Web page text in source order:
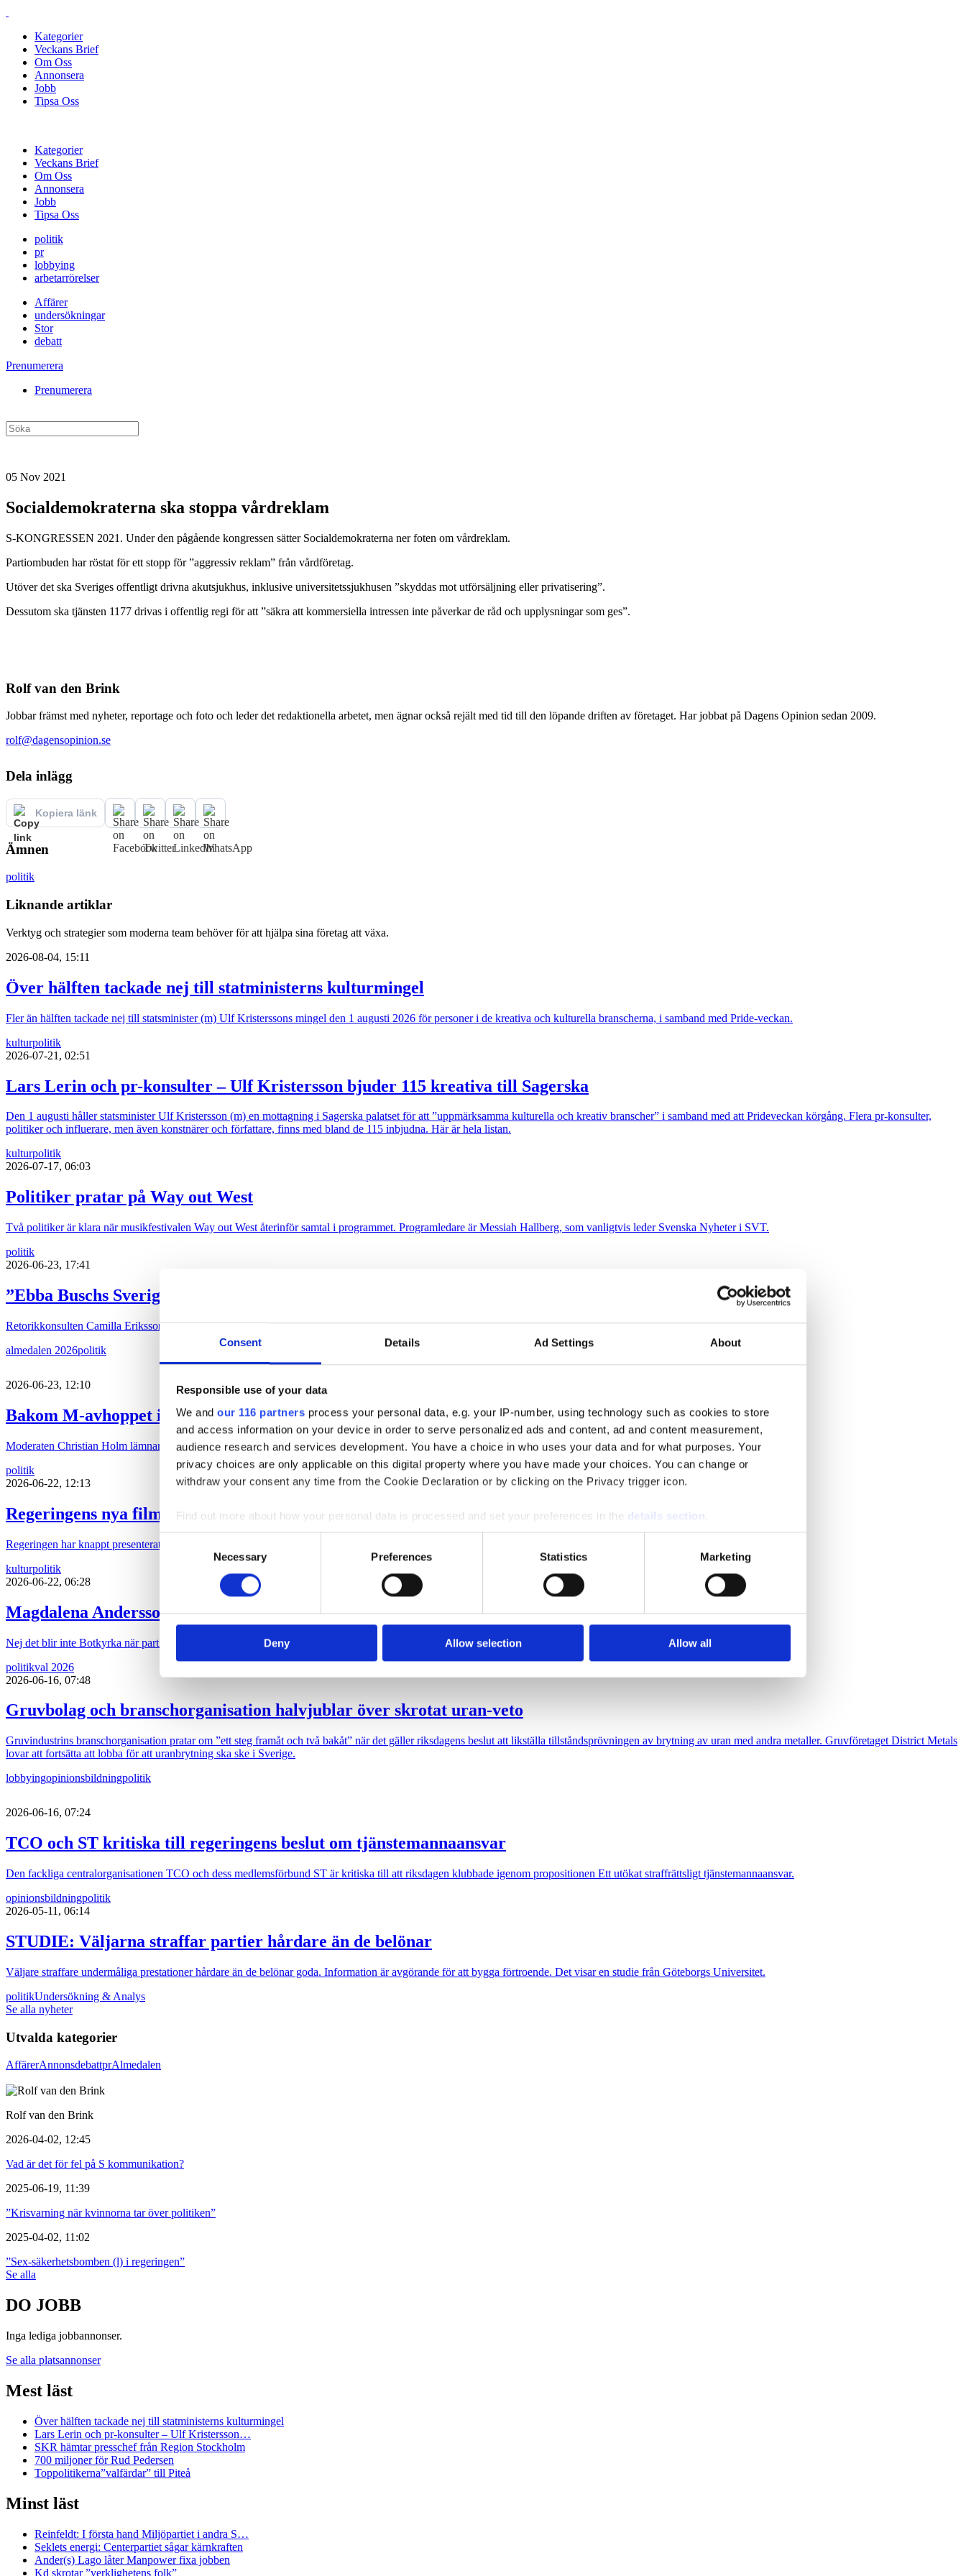
Consent Details Ad Settings About
Responsible use of your data
We and our 116 partners process your personal data, e.g. your IP-number, using technology such as cookies to store
and access information on your device in order to serve personalized ads and content, ad and content measurement,
audience research and services development. You have a choice in who uses your data and for what purposes. Your
privacy choices are only applicable on this digital property where you have made your choices. You can change or
withdraw your consent any time from the Cookie Declaration or by clicking on the Privacy trigger icon.
Find out more about how your personal data is processed and set your preferences in the details section
We use cookies to personalise content and ads, to provide social media features and to analyse our traffic. We also share
information about your use of our site with our social media, advertising and analytics partners who may combine it with
other information that you’ve provided to them or that they’ve collected from your use of their services.
Consent
Necessary Preferences Statistics Marketing
Deny Allow selection Allow all
Kategorier
Veckans Brief
Om Oss
Annonsera
Jobb
Tipsa Oss
Kategorier
Veckans Brief
Om Oss
Annonsera
Jobb
Tipsa Oss
politik
pr
lobbying
arbetarrörelser
Affärer
undersökningar
Stor
debatt
Prenumerera
Prenumerera
05 Nov 2021
Socialdemokraterna ska stoppa vårdreklam
S-KONGRESSEN 2021. Under den pågående kongressen sätter Socialdemokraterna ner foten om vårdreklam.
Partiombuden har röstat för ett stopp för ”aggressiv reklam” från vårdföretag.
Utöver det ska Sveriges offentligt drivna akutsjukhus, inklusive universitetssjukhusen ”skyddas mot utförsäljning eller privatisering”.
Dessutom ska tjänsten 1177 drivas i offentlig regi för att ”säkra att kommersiella intressen inte påverkar de råd och upplysningar som ges”.
Rolf van den Brink
Jobbar främst med nyheter, reportage och foto och leder det redaktionella arbetet, men ägnar också rejält med tid till den löpande driften av företaget. Har jobbat på Dagens Opinion sedan 2009.
rolf@dagensopinion.se
Dela inlägg
Kopiera länk
Ämnen
politik
Liknande artiklar
Verktyg och strategier som moderna team behöver för att hjälpa sina företag att växa.
2026-08-04, 15:11
Över hälften tackade nej till statministerns kulturmingel
Fler än hälften tackade nej till statsminister (m) Ulf Kristerssons mingel den 1 augusti 2026 för personer i de kreativa och kulturella branscherna, i samband med Pride-veckan.
kulturpolitik
2026-07-21, 02:51
Lars Lerin och pr-konsulter – Ulf Kristersson bjuder 115 kreativa till Sagerska
Den 1 augusti håller statsminister Ulf Kristersson (m) en mottagning i Sagerska palatset för att ”uppmärksamma kulturella och kreativ branscher” i samband med att Prideveckan körgång. Flera pr-konsulter,
politiker och influerare, men även konstnärer och författare, finns med bland de 115 inbjudna. Här är hela listan.
kulturpolitik
2026-07-17, 06:03
Politiker pratar på Way out West
Två politiker är klara när musikfestivalen Way out West återinför samtal i programmet. Programledare är Messiah Hallberg, som vanligtvis leder Svenska Nyheter i SVT.
politik
2026-06-23, 17:41
”Ebba Buschs Sverigedröm kräver hårdare auktoritet”
Retorikkonsulten Camilla Eriksson analyserar partiledartalen i Almedalen via sin proprietära varumärkesmodell Field of Meaning. Först ut är KD-ledaren Ebba Busch tal.
almedalen 2026politik
2026-06-23, 12:10
Bakom M-avhoppet i Karlstad
Moderaten Christian Holm lämnar sina politiska uppdrag i Karlstad kommun och drar tillbaka sin kandidatur inför höstens riksdagsval. Flera källor pekar ut anledningen.
politik
2026-06-22, 12:13
Regeringens nya filmpolitik sågas
Regeringen har knappt presenterat sin proposition ”Ny politisk inriktning för ett starkare filmland”, förrän den sågas.
kulturpolitik
2026-06-22, 06:28
Magdalena Andersson (s) turistkampanjar
Nej det blir inte Botkyrka när partiledaren (s) Magdalena Andersson ger sig ut på en två dagars valturné i Sverige. Dock blir det flera klassiska turistorter.
politikval 2026
2026-06-16, 07:48
Gruvbolag och branschorganisation halvjublar över skrotat uran-veto
Gruvindustrins branschorganisation pratar om ”ett steg framåt och två bakåt” när det gäller riksdagens beslut att likställa tillståndsprövningen av brytning av uran med andra metaller. Gruvföretaget District Metals
lovar att fortsätta att lobba för att uranbrytning ska ske i Sverige.
lobbyingopinionsbildningpolitik
2026-06-16, 07:24
TCO och ST kritiska till regeringens beslut om tjänstemannaansvar
Den fackliga centralorganisationen TCO och dess medlemsförbund ST är kritiska till att riksdagen klubbade igenom propositionen Ett utökat straffrättsligt tjänstemannaansvar.
opinionsbildningpolitik
2026-05-11, 06:14
STUDIE: Väljarna straffar partier hårdare än de belönar
Väljare straffare undermåliga prestationer hårdare än de belönar goda. Information är avgörande för att bygga förtroende. Det visar en studie från Göteborgs Universitet.
politikUndersökning & Analys
Se alla nyheter
Utvalda kategorier
AffärerAnnonsdebattprAlmedalen
Rolf van den Brink
2026-04-02, 12:45
Vad är det för fel på S kommunikation?
2025-06-19, 11:39
”Krisvarning när kvinnorna tar över politiken”
2025-04-02, 11:02
”Sex-säkerhetsbomben (l) i regeringen”
Se alla
DO JOBB
Inga lediga jobbannonser.
Se alla platsannonser
Mest läst
Över hälften tackade nej till statministerns kulturmingel
Lars Lerin och pr-konsulter – Ulf Kristersson…
SKR hämtar presschef från Region Stockholm
700 miljoner för Rud Pedersen
Toppolitikerna”valfärdar” till Piteå
Minst läst
Reinfeldt: I första hand Miljöpartiet i andra S…
Seklets energi: Centerpartiet sågar kärnkraften
Ander(s) Lago låter Manpower fixa jobben
Kd skrotar ”verklighetens folk”